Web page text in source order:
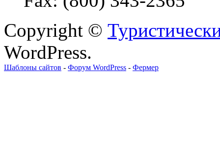
Copyright ©
WordPress.
Шаблоны сайтов - Форум WordPress - Фермер